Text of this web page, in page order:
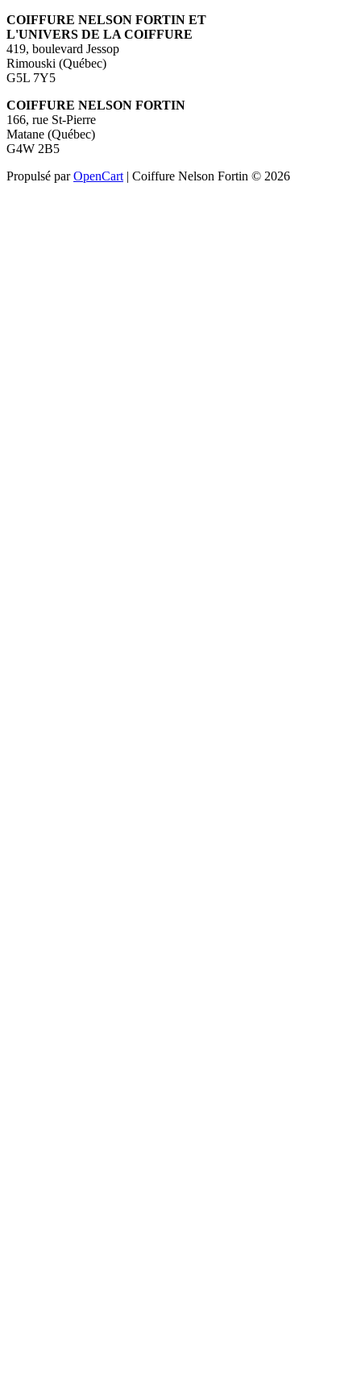
COIFFURE NELSON FORTIN ET
L'UNIVERS DE LA COIFFURE
419, boulevard Jessop
Rimouski (Québec)
G5L 7Y5
COIFFURE NELSON FORTIN
166, rue St-Pierre
Matane (Québec)
G4W 2B5
Propulsé parOpenCart | Coiffure Nelson Fortin © 2026